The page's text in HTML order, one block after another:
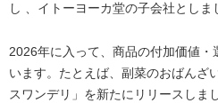
し 、イトーヨーカ堂の子会社としま
2026年に入って、商品の付加価値
います。たとえば、副菜のおばんざ
スワンデリ」を新たにリリースしま